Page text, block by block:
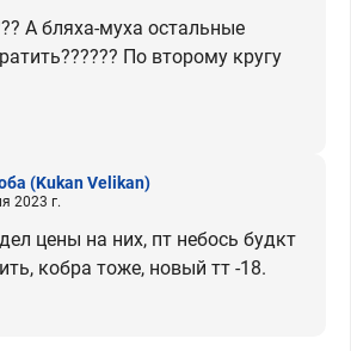
А бляха-муха остальные
По второму кругу
(Kukan Velikan)
2023 г.
цены на них, пт небось будкт
кобра тоже, новый тт -18.